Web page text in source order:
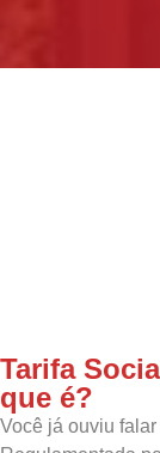
Tarifa
que é?
Você já ouviu